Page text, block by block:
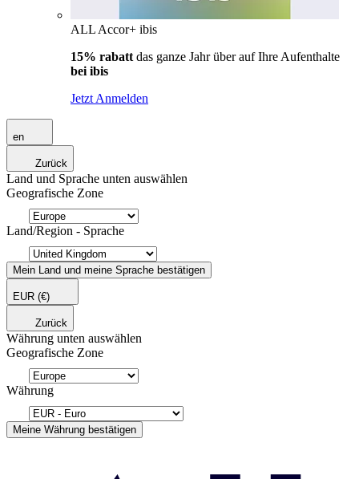
ALL Accor+ ibis
15% rabatt das ganze Jahr über auf Ihre Aufenthalte
bei ibis
Jetzt Anmelden
en
Zurück
Land und Sprache unten auswählen
Geografische Zone
Land/Region - Sprache
Mein Land und meine Sprache bestätigen
EUR (€)
Zurück
Währung unten auswählen
Geografische Zone
Währung
Meine Währung bestätigen